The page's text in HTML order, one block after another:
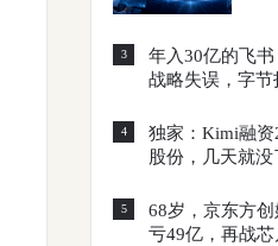
3
年入30亿的飞
战略失误，字节
4
独家：Kimi融资
股份，几天就没
5
68岁，京东方
亏49亿，再战芯